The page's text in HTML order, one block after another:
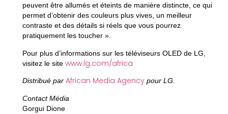
peuvent être allumés et éteints de manière distincte, ce qui
permet d’obtenir des couleurs plus vives, un meilleur
contraste et des détails si réels que vous pourrez
pratiquement les toucher ».
Pour plus d’informations sur les téléviseurs OLED de LG,
visitez le site www.lg.com/africa
Distribué par African Media Agencypour LG.
Contact Média
Gorgui Dione